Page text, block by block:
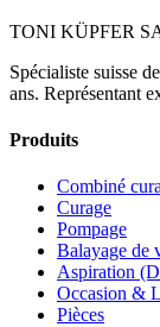
TONI KÜPFER
Spécialiste suisse
ans. Représentant
Produits
Combiné
Curage
Pompage
Balayage de
Aspiration
Occasion &
Pièces